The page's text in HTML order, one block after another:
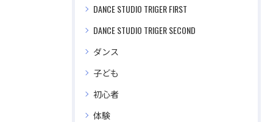
DANCE STUDIO TRIGER FIRST
DANCE STUDIO TRIGER SECOND
ダンス
子ども
初心者
体験